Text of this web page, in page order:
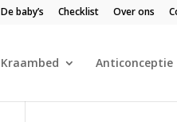
De baby’s Checklist Over ons
Kraambed Anticonceptie